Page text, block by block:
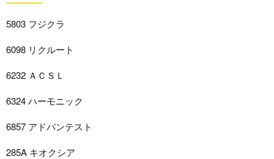
5803 フジクラ
6098 リクルート
6232 ＡＣＳＬ
6324 ハーモニック
6857 アドバンテスト
285A キオクシア